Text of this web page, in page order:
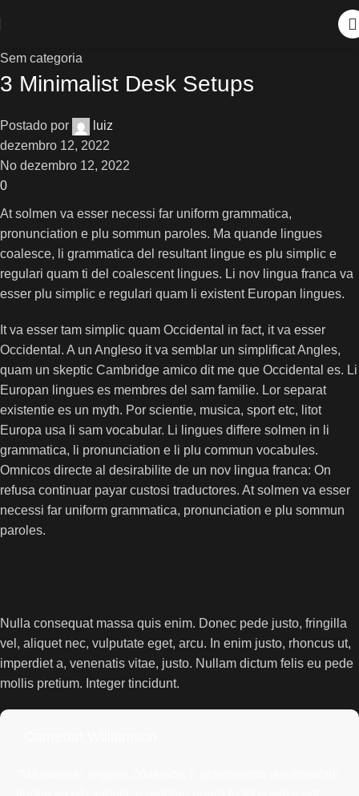
Sem categoria
3 Minimalist Desk Setups
Postado por
luiz
dezembro 12, 2022
No dezembro 12, 2022
0
At solmen va esser necessi far uniform grammatica,
pronunciation e plu sommun paroles. Ma quande lingues
coalesce, li grammatica del resultant lingue es plu simplic e
regulari quam ti del coalescent lingues. Li nov lingua franca va
esser plu simplic e regulari quam li existent Europan lingues.
It va esser tam simplic quam Occidental in fact, it va esser
Occidental. A un Angleso it va semblar un simplificat Angles,
quam un skeptic Cambridge amico dit me que Occidental es. Li
Europan lingues es membres del sam familie. Lor separat
existentie es un myth. Por scientie, musica, sport etc, litot
Europa usa li sam vocabular. Li lingues differe solmen in li
grammatica, li pronunciation e li plu commun vocabules.
Omnicos directe al desirabilite de un nov lingua franca: On
refusa continuar payar custosi traductores. At solmen va esser
necessi far uniform grammatica, pronunciation e plu sommun
paroles.
Nulla consequat massa quis enim. Donec pede justo, fringilla
vel, aliquet nec, vulputate eget, arcu. In enim justo, rhoncus ut,
imperdiet a, venenatis vitae, justo. Nullam dictum felis eu pede
mollis pretium. Integer tincidunt.